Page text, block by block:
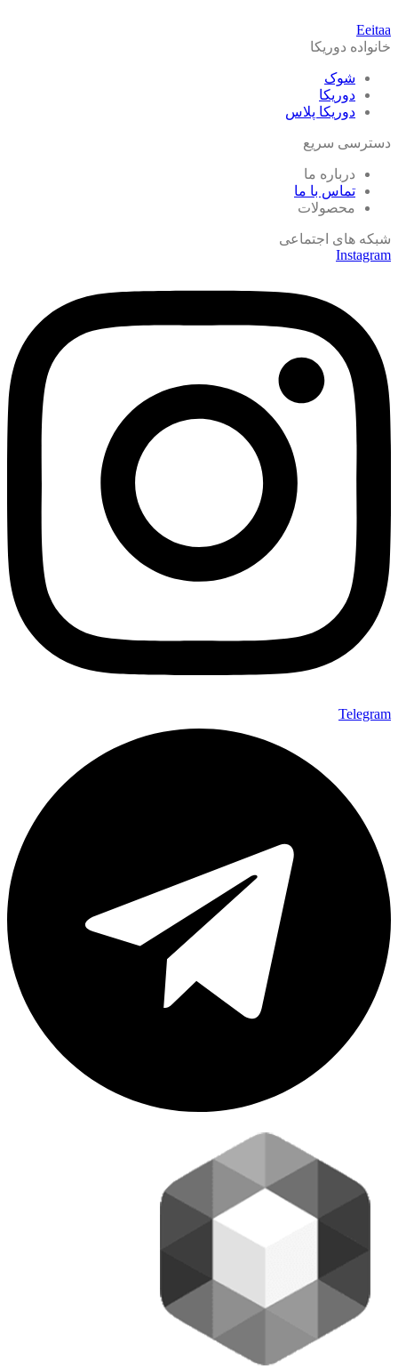
Eeitaa
خانواده دوریکا
شوک
دوریکا
دوریکا پلاس
دسترسی سریع
درباره ما
تماس با ما
محصولات
شبکه های اجتماعی
Instagram
Telegram